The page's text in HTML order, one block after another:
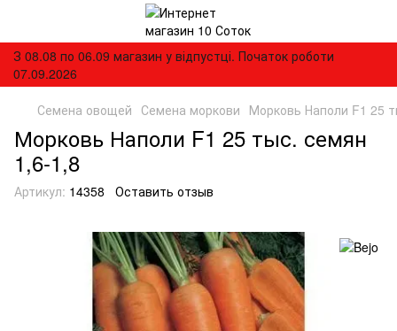
З 08.08 по 06.09 магазин у відпустці. Початок роботи
07.09.2026
Семена овощей Семена моркови Морковь Наполи F1 25
Морковь Наполи F1 25 тыс. семян
1,6-1,8
Артикул: 14358 Оставить отзыв